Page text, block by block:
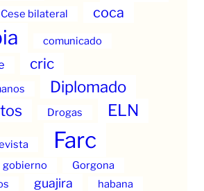
Cese bilateral coca
comunicado
cric
Diplomado
Drogas ELN
Farc
gobierno
Gorgona
guajira habana